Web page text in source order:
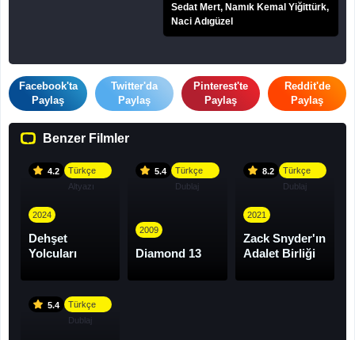
Sedat Mert, Namık Kemal Yiğittürk,
Naci Adıgüzel
Facebook'ta
Paylaş
Twitter'da
Paylaş
Pinterest'te
Paylaş
Reddit'de
Paylaş
Benzer Filmler
4.2
Türkçe
Altyazı
2024
Dehşet
Yolcuları
5.4
Türkçe
Dublaj
2009
Diamond 13
8.2
Türkçe
Dublaj
2021
Zack Snyder'ın
Adalet Birliği
5.4
Türkçe
Dublaj